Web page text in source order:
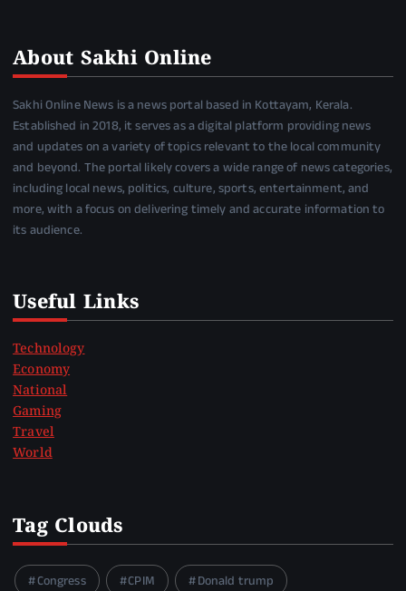
About Sakhi Online
Sakhi Online News is a news portal based in Kottayam, Kerala.
Established in 2018, it serves as a digital platform providing news
and updates on a variety of topics relevant to the local community
and beyond. The portal likely covers a wide range of news categories,
including local news, politics, culture, sports, entertainment, and
more, with a focus on delivering timely and accurate information to
its audience.
Useful Links
Technology
Economy
National
Gaming
Travel
World
Tag Clouds
Congress CPIM
Donald trump